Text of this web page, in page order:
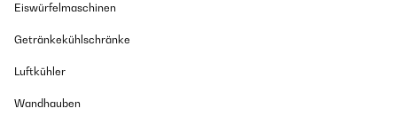
Eiswürfelmaschinen
Getränkekühlschränke
Luftkühler
Wandhauben